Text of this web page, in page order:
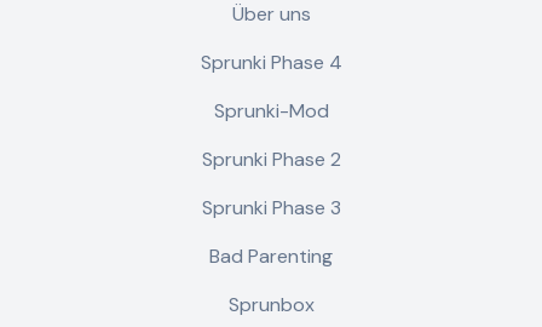
Über uns
Sprunki Phase 4
Sprunki-Mod
Sprunki Phase 2
Sprunki Phase 3
Bad Parenting
Sprunbox